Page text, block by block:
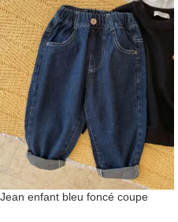
Jean enfant bleu foncé coupe